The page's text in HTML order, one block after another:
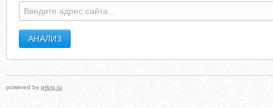
powered by prlog.ru